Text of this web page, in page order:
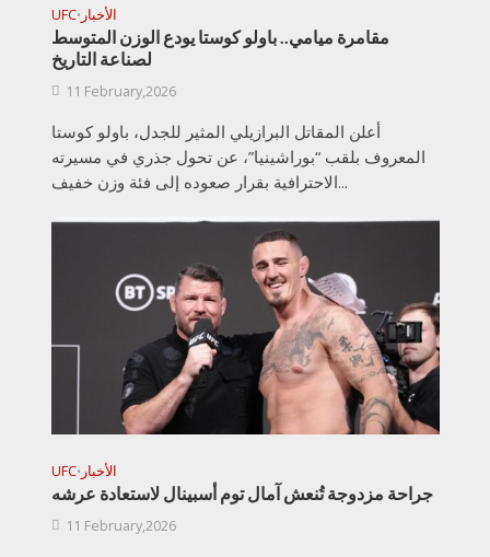
UFC• الأخبار
مقامرة ميامي.. باولو كوستا يودع الوزن المتوسط
لصناعة التاريخ
11 February,2026
أعلن المقاتل البرازيلي المثير للجدل، باولو كوستا
المعروف بلقب “بوراشينيا”، عن تحول جذري في مسيرته
الاحترافية بقرار صعوده إلى فئة وزن خفيف...
UFC• الأخبار
جراحة مزدوجة تُنعش آمال توم أسبينال لاستعادة عرشه
11 February,2026